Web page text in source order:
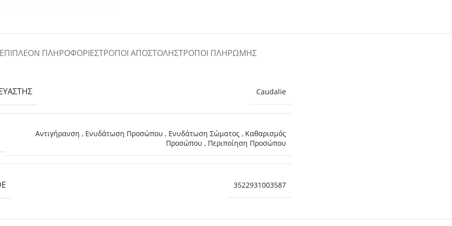
ΕΠΙΠΛΈΟΝ ΠΛΗΡΟΦΟΡΊΕΣΤΡΌΠΟΙ ΑΠΟΣΤΟΛΉΣΤΡΌΠΟΙ ΠΛΗΡΩΜΉΣ
Caudalie
Αντιγήρανση , Ενυδάτωση Προσώπου , Ενυδάτωση Σώματος , Καθαρισμός
Προσώπου , Περιποίηση Προσώπου
3522931003587